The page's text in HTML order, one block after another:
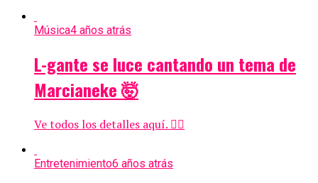
Música4 años atrás
L-gante se luce cantando un tema de
Marcianeke 🤯
Ve todos los detalles aquí. 👇🏻
Entretenimiento6 años atrás